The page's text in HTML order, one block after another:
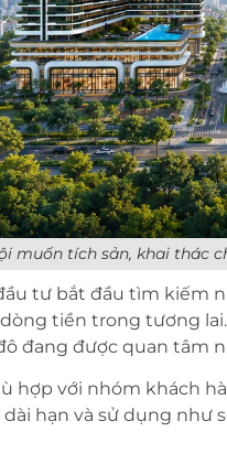
muốn tích sản, khai thác
tư bắt đầu tìm kiếm
tiền trong tương
đang được quan tâm
hợp với nhóm khách
hạn và sử dụng như